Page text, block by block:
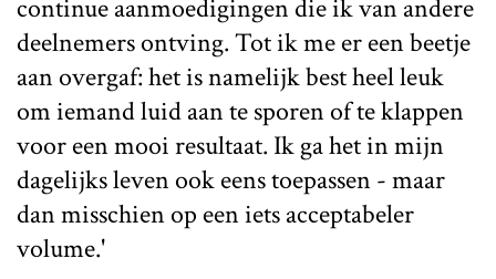
continue aanmoedigingen die ik van andere
deelnemers ontving. Tot ik me er een beetje
aan overgaf: het is namelijk best heel leuk
om iemand luid aan te sporen of te klappen
voor een mooi resultaat. Ik ga het in mijn
dagelijks leven ook eens toepassen - maar
dan misschien op een iets acceptabeler
volume.'